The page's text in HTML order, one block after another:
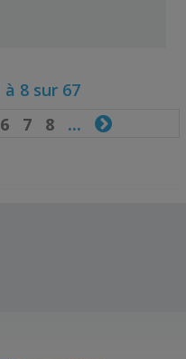
8 sur 67
6 7 8... 